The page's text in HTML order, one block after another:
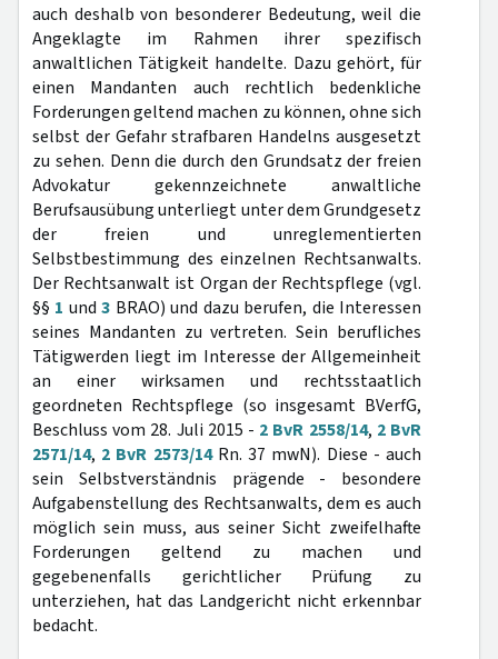
auch deshalb von besonderer Bedeutung, weil die
Angeklagte im Rahmen ihrer spezifisch
anwaltlichen Tätigkeit handelte. Dazu gehört, für
einen Mandanten auch rechtlich bedenkliche
Forderungen geltend machen zu können, ohne sich
selbst der Gefahr strafbaren Handelns ausgesetzt
zu sehen. Denn die durch den Grundsatz der freien
Advokatur gekennzeichnete anwaltliche
Berufsausübung unterliegt unter dem Grundgesetz
der freien und unreglementierten
Selbstbestimmung des einzelnen Rechtsanwalts.
Der Rechtsanwalt ist Organ der Rechtspflege (vgl.
§§ 1 und3 BRAO) und dazu berufen, die Interessen
seines Mandanten zu vertreten. Sein berufliches
Tätigwerden liegt im Interesse der Allgemeinheit
an einer wirksamen und rechtsstaatlich
geordneten Rechtspflege (so insgesamt BVerfG,
Beschluss vom 28. Juli 2015 - 2 BvR 2558/14, 2 BvR
2571/14, 2 BvR 2573/14Rn. 37 mwN). Diese - auch
sein Selbstverständnis prägende - besondere
Aufgabenstellung des Rechtsanwalts, dem es auch
möglich sein muss, aus seiner Sicht zweifelhafte
Forderungen geltend zu machen und
gegebenenfalls gerichtlicher Prüfung zu
unterziehen, hat das Landgericht nicht erkennbar
bedacht.